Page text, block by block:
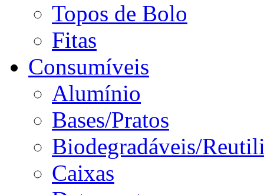
Topos de Bolo
Fitas
Consumíveis
Alumínio
Bases/Pratos
Biodegradáveis/
Caixas